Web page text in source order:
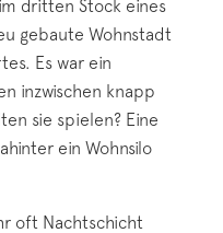
dritten Stock eines
gebaute Wohnstadt
Es war ein
inzwischen knapp
sie spielen? Eine
ein Wohnsilo
oft Nachtschicht